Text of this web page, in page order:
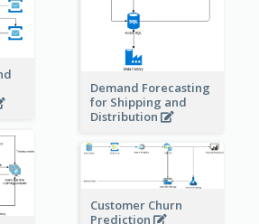
Demand Forecasting
for Shipping and
Distribution
Customer Churn
Prediction